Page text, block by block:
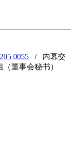
0055 / 内幕交
董事会秘书）